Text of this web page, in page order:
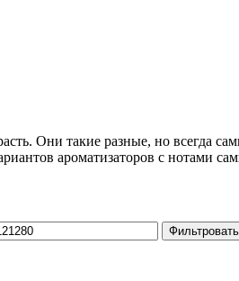
Они такие разные, но всегда
ароматизаторов с нотами
Фильтровать